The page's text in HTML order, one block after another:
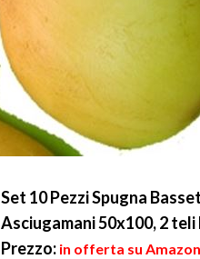
Set 10 Pezzi Spugna
Asciugamani 50x100, 2
Prezzo: in offerta su